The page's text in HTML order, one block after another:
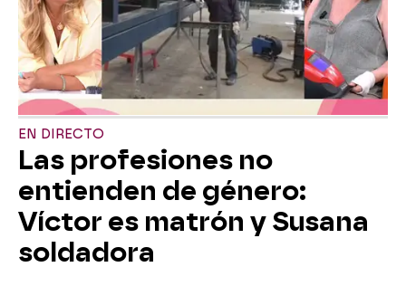
EN DIRECTO
Las profesiones no
entienden de género:
Víctor es matrón y Susana
soldadora